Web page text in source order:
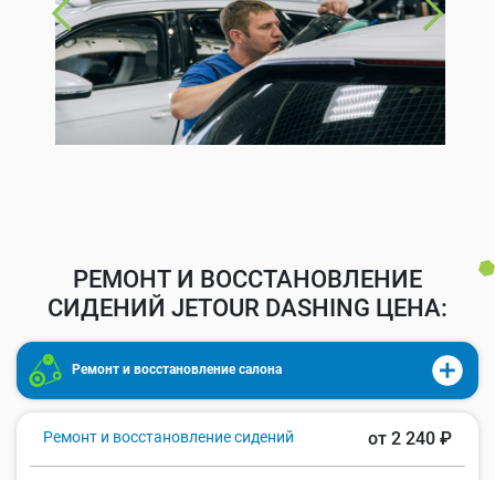
РЕМОНТ И ВОССТАНОВЛЕНИЕ
СИДЕНИЙ JETOUR DASHING ЦЕНА:
Ремонт и восстановление салона
Ремонт и восстановление сидений от 2 240 ₽